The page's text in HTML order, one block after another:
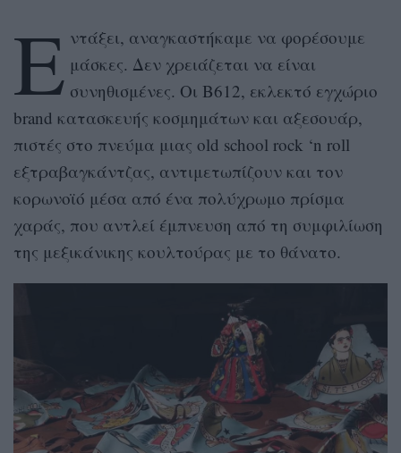
Ε ντάξει, αναγκαστήκαμε να φορέσουμε
μάσκες. Δεν χρειάζεται να είναι
συνηθισμένες. Οι B612, εκλεκτό εγχώριο
brand κατασκευής κοσμημάτων και αξεσουάρ,
πιστές στο πνεύμα μιας old school rock ‘n roll
εξτραβαγκάντζας, αντιμετωπίζουν και τον
κορωνοϊό μέσα από ένα πολύχρωμο πρίσμα
χαράς, που αντλεί έμπνευση από τη συμφιλίωση
της μεξικάνικης κουλτούρας με το θάνατο.